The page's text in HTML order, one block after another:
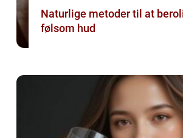
Naturlige metoder til at
følsom hud